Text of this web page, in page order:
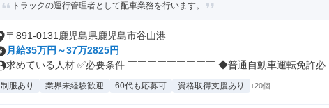
トラックの運行管理者として配車業務を行います。
〒891-0131鹿児島県鹿児島市谷山港
月給35万円～37万2825円
求めている人材 ✅必要条件 ￣￣￣￣￣￣￣￣￣ ◆普通自動車運転免許必...
制服あり 業界未経験歓迎 60代も応募可 資格取得支援あり +20個